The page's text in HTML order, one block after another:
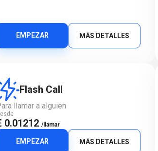
EMPEZAR MÁS DETALLES
Flash Call
llamar a alguien
0.01212 /llamar
EMPEZAR MÁS DETALLES